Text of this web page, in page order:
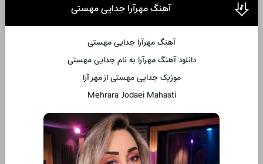
آهنگ مهرآرا جدایی مهستی
آهنگ مهرآرا جدایی مهستی
دانلود آهنگ مهرآرا به نام جدایی مهستی
موزیک جدایی مهستی از مهر آرا
Mehrara Jodaei Mahasti